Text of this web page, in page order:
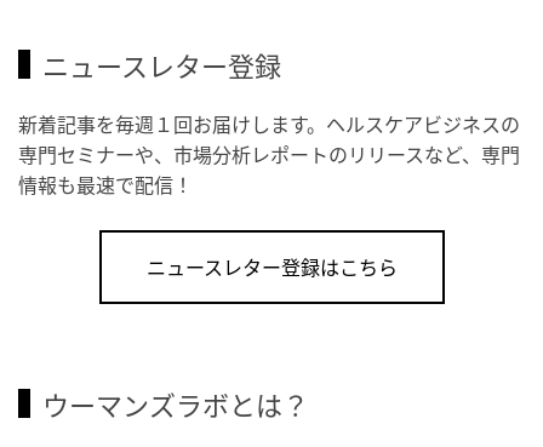
ニュースレター登録
新着記事を毎週１回お届けします。ヘルスケアビジネスの
専門セミナーや、市場分析レポートのリリースなど、専門
情報も最速で配信！
ニュースレター登録はこちら
ウーマンズラボとは？